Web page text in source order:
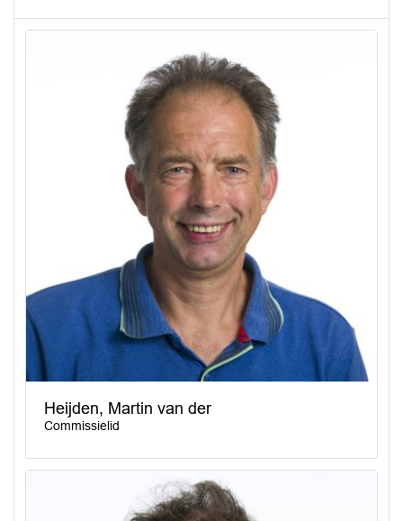
Heijden, Martin van der
Commissielid